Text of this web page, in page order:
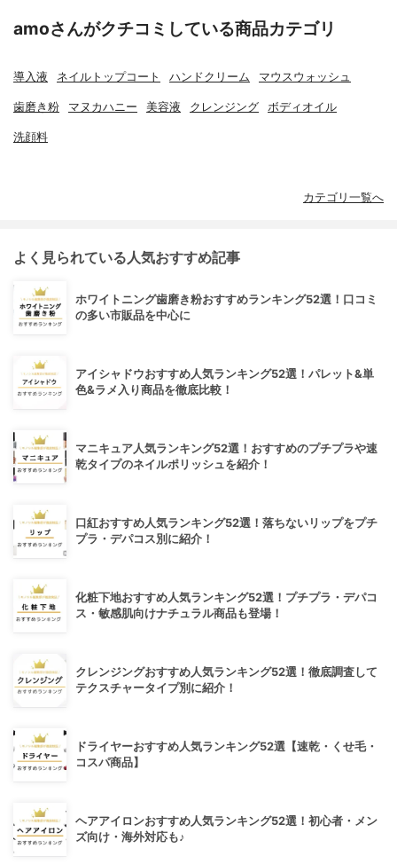
amoさんがクチコミしている商品カテゴリ
導入液 ネイルトップコート ハンドクリーム マウスウォッシュ
歯磨き粉 マヌカハニー 美容液 クレンジング ボディオイル
洗顔料
カテゴリ一覧へ
よく見られている人気おすすめ記事
ホワイトニング歯磨き粉おすすめランキング52選！口コミ
の多い市販品を中心に
アイシャドウおすすめ人気ランキング52選！パレット&単
色&ラメ入り商品を徹底比較！
マニキュア人気ランキング52選！おすすめのプチプラや速
乾タイプのネイルポリッシュを紹介！
口紅おすすめ人気ランキング52選！落ちないリップをプチ
プラ・デパコス別に紹介！
化粧下地おすすめ人気ランキング52選！プチプラ・デパコ
ス・敏感肌向けナチュラル商品も登場！
クレンジングおすすめ人気ランキング52選！徹底調査して
テクスチャータイプ別に紹介！
ドライヤーおすすめ人気ランキング52選【速乾・くせ毛・
コスパ商品】
ヘアアイロンおすすめ人気ランキング52選！初心者・メン
ズ向け・海外対応も♪